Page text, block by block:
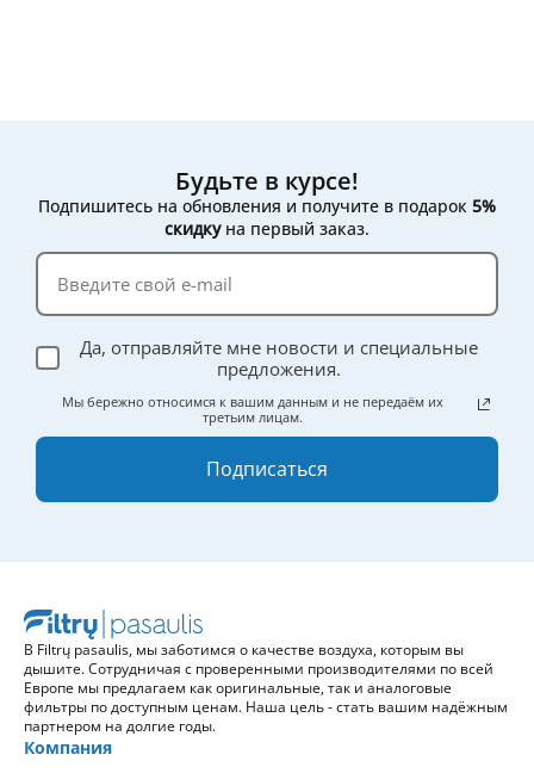
Будьте в курсе!
Подпишитесь на обновления и получите в подарок 5%
скидкуна первый заказ.
Да, отправляйте мне новости и специальные
предложения.
Мы бережно относимся к вашим данным и не передаём их
третьим лицам.
Подписаться
В Filtrų pasaulis, мы заботимся о качестве воздуха, которым вы
дышите. Сотрудничая с проверенными производителями по всей
Европе мы предлагаем как оригинальные, так и аналоговые
фильтры по доступным ценам. Наша цель - стать вашим надёжным
партнером на долгие годы.
Компания